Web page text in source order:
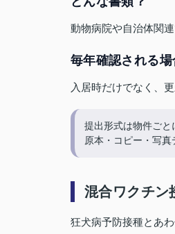
動物病院や自治体関
毎年確認される場
入居時だけでなく、
提出形式は物件ごと
原本・コピー・写真
混合ワクチン
狂犬病予防接種とあ